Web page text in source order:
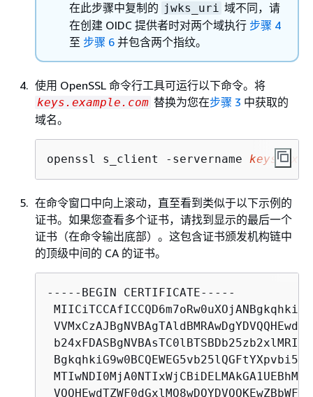
在此步骤中复制的 jwks_uri 域不同，请
在创建 OIDC 提供者时对两个域执行 步骤 4
至 步骤 6 并包含两个指纹。
使用 OpenSSL 命令行工具可运行以下命令。将
keys.example.com 替换为您在步骤 3 中获取的
域名。
openssl s_client -servername
在命令窗口中向上滚动，直至看到类似于以下示例的
证书。如果您查看多个证书，请找到显示的最后一个
证书（在命令输出底部）。这包含证书颁发机构链中
的顶级中间的 CA 的证书。
-----BEGIN CERTIFICATE-----